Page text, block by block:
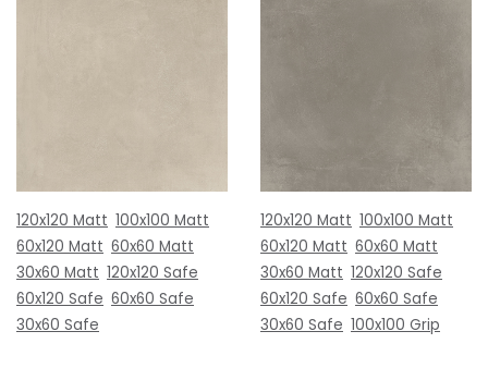
120x120 Matt 100x100 Matt
60x120 Matt 60x60 Matt
30x60 Matt 120x120 Safe
60x120 Safe 60x60 Safe
30x60 Safe
120x120 Matt 100x100 Matt
60x120 Matt 60x60 Matt
30x60 Matt 120x120 Safe
60x120 Safe 60x60 Safe
30x60 Safe 100x100 Grip